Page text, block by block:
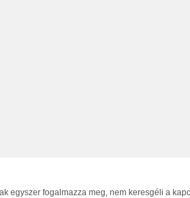
egyszer fogalmazza meg, nem keresgéli a